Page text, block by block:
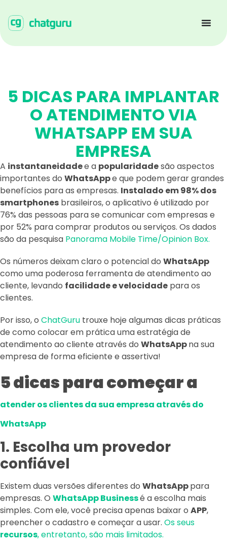
5 DICAS PARA IMPLANTAR
O ATENDIMENTO VIA
WHATSAPP EM SUA
EMPRESA
A instantaneidadee a popularidadesão aspectos
importantes do WhatsAppe que podem gerar grandes
benefícios para as empresas. Instalado em 98% dos
smartphones brasileiros, o aplicativo é utilizado por
76% das pessoas para se comunicar com empresas e
por 52% para comprar produtos ou serviços. Os dados
são da pesquisa Panorama Mobile Time/Opinion Box.
Os números deixam claro o potencial do WhatsApp
como uma poderosa ferramenta de atendimento ao
cliente, levando facilidade e velocidade para os
clientes.
Por isso, o ChatGuru trouxe hoje algumas dicas práticas
de como colocar em prática uma estratégia de
atendimento ao cliente através do WhatsAppna sua
empresa de forma eficiente e assertiva!
5 dicas para começar a
atender os clientes da sua empresa através do
WhatsApp
1. Escolha um provedor
confiável
Existem duas versões diferentes do WhatsApppara
empresas. O WhatsApp Businessé a escolha mais
simples. Com ele, você precisa apenas baixar o APP,
preencher o cadastro e começar a usar. Os seus
recursos, entretanto, são mais limitados.